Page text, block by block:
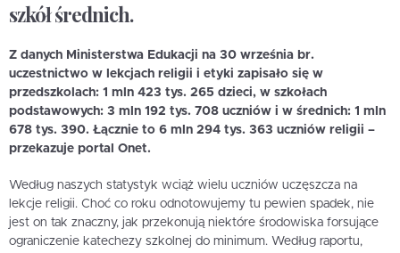
szkół średnich.
Z danych Ministerstwa Edukacji na 30 września br.
uczestnictwo w lekcjach religii i etyki zapisało się w
przedszkolach: 1 mln 423 tys. 265 dzieci, w szkołach
podstawowych: 3 mln 192 tys. 708 uczniów i w średnich: 1 mln
678 tys. 390. Łącznie to 6 mln 294 tys. 363 uczniów religii –
przekazuje portal Onet.
Według naszych statystyk wciąż wielu uczniów uczęszcza na
lekcje religii. Choć co roku odnotowujemy tu pewien spadek, nie
jest on tak znaczny, jak przekonują niektóre środowiska forsujące
ograniczenie katechezy szkolnej do minimum. Według raportu,